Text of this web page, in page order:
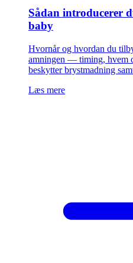
Sådan introducerer
baby
Hvornår og hvordan du
amningen — timing, hvem
beskytter brystmadning
Læs mere